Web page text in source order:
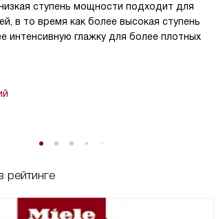
рейтинге
ступень мощности подходит для
в то время как более высокая ступень
интенсивную глажку для более плотных